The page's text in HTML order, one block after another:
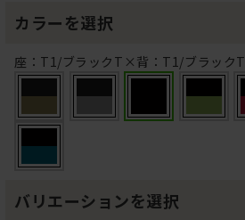
カラーを選択
座：T1/ブラックT×背：T1/ブラックT
バリエーションを選択